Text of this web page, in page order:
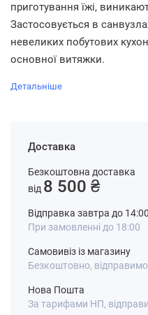
приготування їжі,
Застосовується в
невеликих побутових
основної витяжки.
Детальніше
Доставка
Безкоштовна доставка
від 8 500 ₴
Відправка завтра до 14:00
При замовленні до 18:00
Самовивіз із магазину
Безкоштовно, відправимо
Нова Пошта
За тарифами НП,